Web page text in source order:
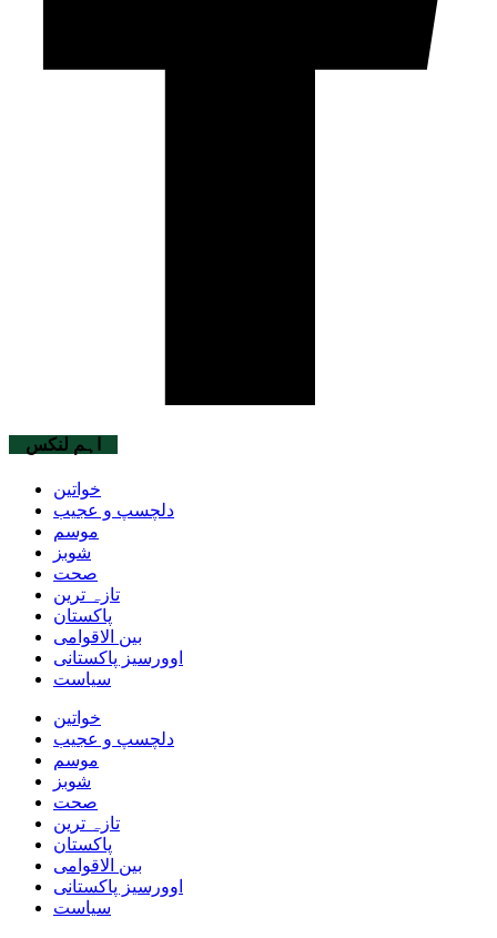
اہم لنکس
خواتین
دلچسپ و عجیب
موسم
شوبز
صحت
تازہ ترین
پاکستان
بین الاقوامی
اوورسیز پاکستانی
سیاست
خواتین
دلچسپ و عجیب
موسم
شوبز
صحت
تازہ ترین
پاکستان
بین الاقوامی
اوورسیز پاکستانی
سیاست